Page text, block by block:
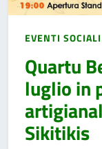
EVENTI SOCIALI
Quartu
luglio in
Sikitikis